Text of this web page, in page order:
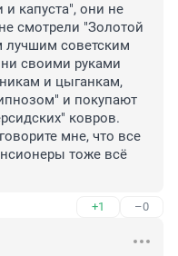
капуста", они не
смотрели "Золотой
советским
своими руками
и цыганкам,
и покупают
ковров.
мне, что все
тоже всё
+1 –0